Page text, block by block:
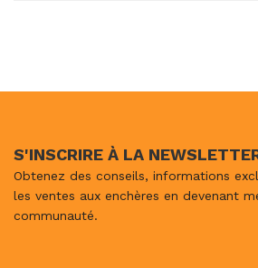
S'INSCRIRE À LA
Obtenez des conseils, informations
les ventes aux enchères en devenant
communauté.